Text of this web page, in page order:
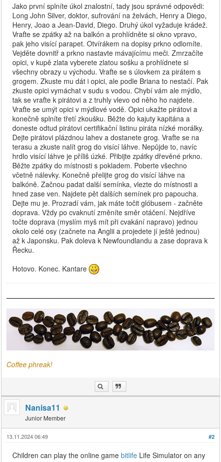
Jako první splníte úkol znalostní, tady jsou správné odpovědi:
Long John Silver, doktor, sufrování na želvách, Henry a Diego,
Henry, Joao a Jean-David, Diego. Druhý úkol vyžaduje krádež.
Vraťte se zpátky až na balkón a prohlídněte si okno vpravo,
pak jeho visící parapet. Otvírákem na dopisy prkno odlomíte.
Vejděte dovnitř a prkno nastavte mávajícímu meči. Zmrzačíte
opici, v kupě zlata vyberete zlatou sošku a prohlídnete si
všechny obrazy u východu. Vraťte se s úlovkem za pirátem s
grogem. Zkuste mu dát i opici, ale podle Briana to nestačí. Pak
zkuste opici vymáchat v sudu s vodou. Chybí vám ale mýdlo,
tak se vraťte k pirátovi a z truhly vlevo od něho ho najdete.
Vraťte se umýt opici v mýdlové vodě. Opici ukažte pirátovi a
konečně splníte třetí zkoušku. Běžte do kajuty kapitána a
doneste odtud pirátovi certifikační listinu piráta nízké morálky.
Dejte pirátovi plázdnou lahev a dostanete grog. Vraťte se na
terasu a zkuste nalít grog do visící láhve. Nepůjde to, navíc
hrdlo visící láhve je příliš úzké. Přibijte zpátky dřevěné prkno.
Běžte zpátky do místnosti s pokladem. Poberte všechno
včetně nálevky. Konečně přelijte grog do visící láhve na
balkóně. Začnou padat další semínka, vlezte do místnosti a
hned zase ven. Najdete pět dalších semínek pro papoucha.
Dejte mu je. Prozradí vám, jak máte točit glóbusem - začněte
doprava. Vždy po cvaknutí změníte směr otáčení. Nejdříve
točte doprava (myslím myš mít při cvakání napravo) jednou
okolo celé osy (začnete na Anglii a projedete jí ještě jednou)
až k Japonsku. Pak doleva k Newfoundlandu a zase doprava k
Řecku.
Hotovo. Konec. Kantare
Coffee phreak!
Nanisa11
Junior Member
#2
13.11.2024 06:49
Children can play the online gamebitlife Life Simulator on any